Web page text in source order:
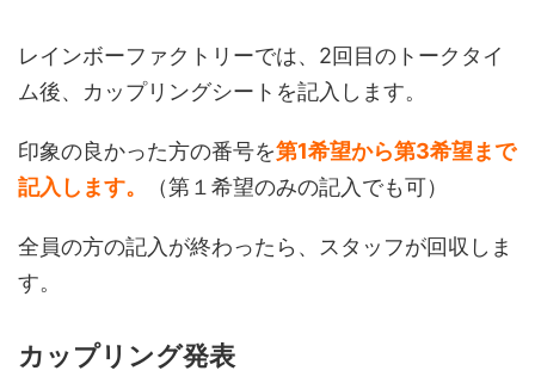
レインボーファクトリーでは、2回目のトークタイ
ム後、カップリングシートを記入します。
印象の良かった方の番号を第1希望から第3希望まで
記入します。
（第１希望のみの記入でも可）
全員の方の記入が終わったら、スタッフが回収しま
す。
カップリング発表